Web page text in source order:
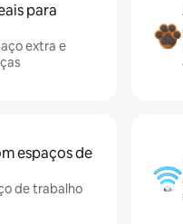
para
extra e
espaços de
de trabalho